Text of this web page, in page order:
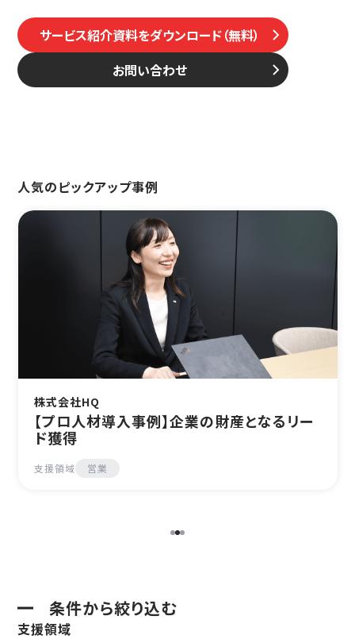
サービス紹介資料をダウンロード（無料）
お問い合わせ
人気のピックアップ事例
SBテクノロジー株式会社
【プロ人材導入事例】「プロ人材」が営業力の
強化に欠かせない組織の“多様性”を実現し
条件から絞り込む
支援領域